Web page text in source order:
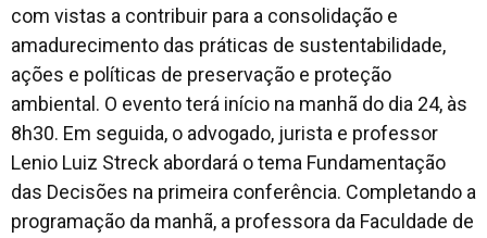
com vistas a contribuir para a consolidação e
amadurecimento das práticas de sustentabilidade,
ações e políticas de preservação e proteção
ambiental. O evento terá início na manhã do dia 24, às
8h30. Em seguida, o advogado, jurista e professor
Lenio Luiz Streck abordará o tema Fundamentação
das Decisões na primeira conferência. Completando a
programação da manhã, a professora da Faculdade de